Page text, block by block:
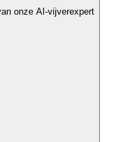
onze AI-vijverexpert